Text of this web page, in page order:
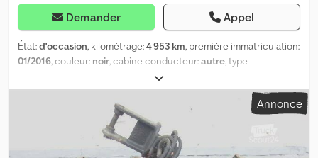
Demander Appel
État:d'occasion, kilométrage:4 953 km, première immatriculation:
01/2016, couleur: noir, cabine conducteur:autre, type
, Année de construction:
véhicule : Belgique 1, arrêt d'urgence, commande du grappin,
poste de commande surélevé, stabilisateurs hydrauliques à 2
points, 2 rallonges hydrauliques Cjdjmrtt Njpfx Algorf
Superstructure : poste de commande surélevé à droite,
commande au sol à gauche et à droite, diagramme de charge : 3
Annonce